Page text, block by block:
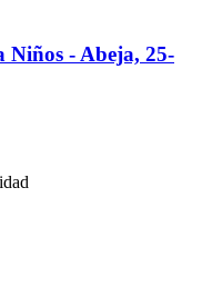
Niños -​ Abeja, 25-​